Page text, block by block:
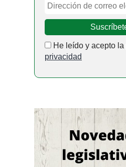
He leído y acepto la
privacidad